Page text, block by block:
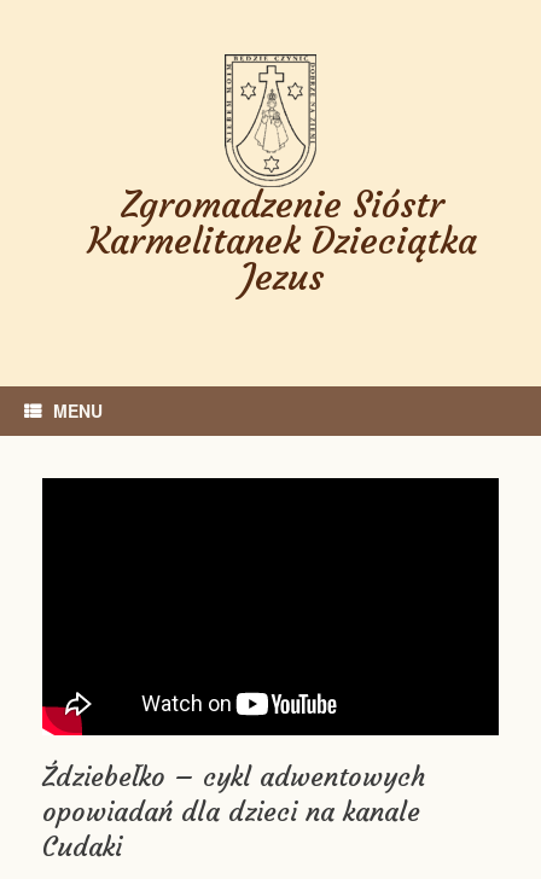
Zgromadzenie Sióstr
Karmelitanek Dzieciątka
Jezus
MENU
Ździebełko – cykl adwentowych
opowiadań dla dzieci na kanale
Cudaki